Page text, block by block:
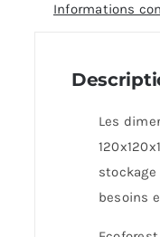
Informations
Les
stockage
besoins